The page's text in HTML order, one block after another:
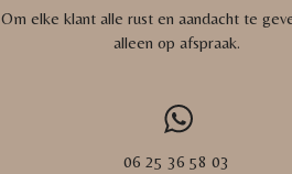
Om elke klant alle rust en aandacht te
alleen op afspraak.
06 25 36 58 03